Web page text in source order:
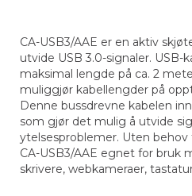
CA-USB3/AAE er en aktiv
utvide USB 3.0-signaler. USB-
maksimal lengde på ca. 2
muliggjør kabellengder på
Denne bussdrevne kabelen
som gjør det mulig å utvide
ytelsesproblemer. Uten
CA-USB3/AAE egnet for bruk
skrivere, webkameraer,